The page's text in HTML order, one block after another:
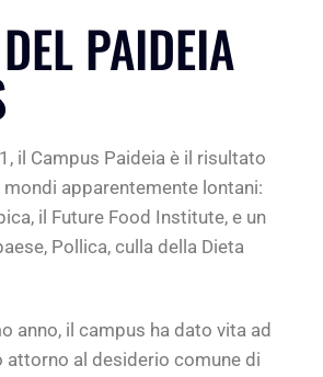
PAIDEIA
il Campus Paideia è il risultato
apparentemente lontani:
il Future Food Institute, e un
Pollica, culla della Dieta
anno, il campus ha dato vita ad
attorno al desiderio comune di